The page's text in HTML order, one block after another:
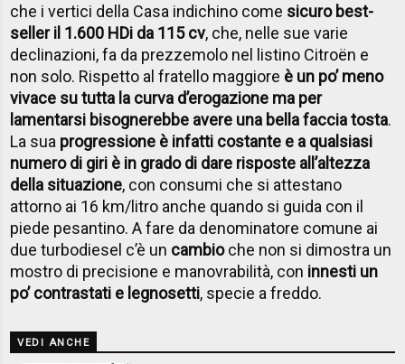
che i vertici della Casa indichino come sicuro best-
seller il 1.600 HDi da 115 cv, che, nelle sue varie
declinazioni, fa da prezzemolo nel listino Citroën e
non solo. Rispetto al fratello maggiore è un po’ meno
vivace su tutta la curva d’erogazione ma per
lamentarsi bisognerebbe avere una bella faccia tosta.
La sua progressione è infatti costante e a qualsiasi
numero di giri è in grado di dare risposte all’altezza
della situazione, con consumi che si attestano
attorno ai 16 km/litro anche quando si guida con il
piede pesantino. A fare da denominatore comune ai
due turbodiesel c’è un cambioche non si dimostra un
mostro di precisione e manovrabilità, con innesti un
po’ contrastati e legnosetti, specie a freddo.
VEDI ANCHE